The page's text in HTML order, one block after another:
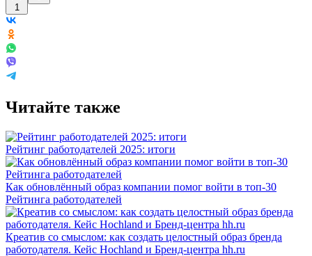
1
Читайте также
Рейтинг работодателей 2025: итоги
Как обновлённый образ компании помог войти в топ-30
Рейтинга работодателей
Креатив со смыслом: как создать целостный образ бренда
работодателя. Кейс Hochland и Бренд-центра hh.ru